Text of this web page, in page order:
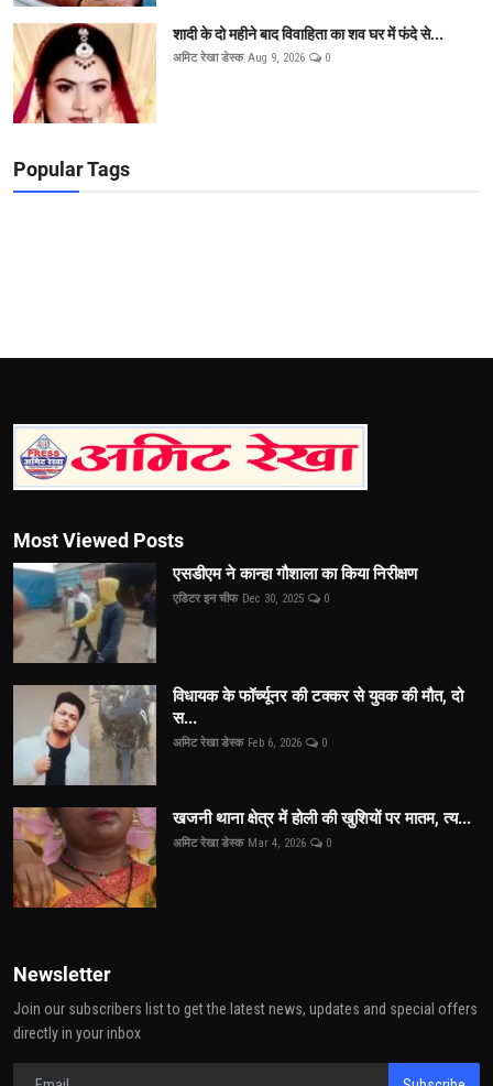
शादी के दो महीने बाद विवाहिता का शव घर में फंदे से...
अमिट रेखा डेस्क Aug 9, 2026 0
Popular Tags
Most Viewed Posts
एसडीएम ने कान्हा गौशाला का किया निरीक्षण
एडिटर इन चीफ Dec 30, 2025 0
विधायक के फॉर्च्यूनर की टक्कर से युवक की मौत, दो
स...
अमिट रेखा डेस्क Feb 6, 2026 0
खजनी थाना क्षेत्र में होली की खुशियों पर मातम, त्य...
अमिट रेखा डेस्क Mar 4, 2026 0
Newsletter
Join our subscribers list to get the latest news, updates and special offers
directly in your inbox